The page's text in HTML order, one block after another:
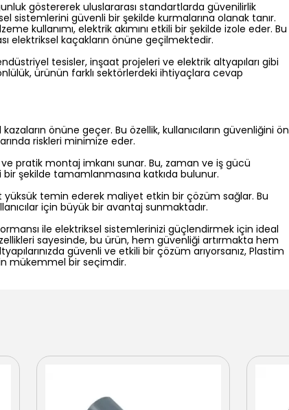
göstererek uluslararası standartlarda güvenilirlik
sistemlerini güvenli bir şekilde kurmalarına olanak tanır.
kullanımı, elektrik akımını etkili bir şekilde izole eder. Bu
elektriksel kaçakların önüne geçilmektedir.
tesisler, inşaat projeleri ve elektrik altyapıları gibi
ürünün farklı sektörlerdeki ihtiyaçlara cevap
önüne geçer. Bu özellik, kullanıcıların güvenliğini ön
riskleri minimize eder.
ve pratik montaj imkanı sunar. Bu, zaman ve iş gücü
şekilde tamamlanmasına katkıda bulunur.
yüksük temin ederek maliyet etkin bir çözüm sağlar. Bu
için büyük bir avantaj sunmaktadır.
ile elektriksel sistemlerinizi güçlendirmek için ideal
sayesinde, bu ürün, hem güvenliği artırmakta hem
güvenli ve etkili bir çözüm arıyorsanız, Plastim
mükemmel bir seçimdir.